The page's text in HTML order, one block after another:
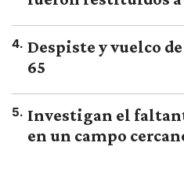
4. Despiste y vuelco
65
5. Investigan el
en un campo